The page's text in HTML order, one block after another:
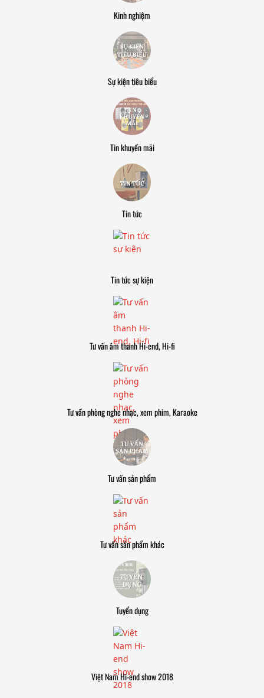
Kinh nghiệm
Sự kiện tiêu biểu
Tin khuyến mãi
Tin tức
Tin tức sự kiện
Tư vấn âm thanh Hi-end, Hi-fi
Tư vấn phòng nghe nhạc, xem phim, Karaoke
Tư vấn sản phẩm
Tư vấn sản phẩm khác
Tuyển dụng
Việt Nam Hi-end show 2018